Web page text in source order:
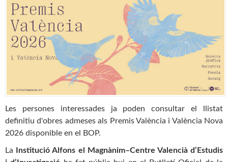
Les persones interessades ja poden consultar el llistat
definitiu d'obres admeses als Premis València i València Nova
2026 disponible en el BOP.
La
Institució Alfons el Magnànim–Centre Valencià d’Estudis